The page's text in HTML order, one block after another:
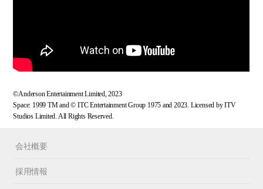
©Anderson Entertainment Limited, 2023
Space: 1999 TM and © ITC Entertainment Group 1975 and 2023. Licensed by ITV
Studios Limited. All Rights Reserved.
会社概要
採用情報